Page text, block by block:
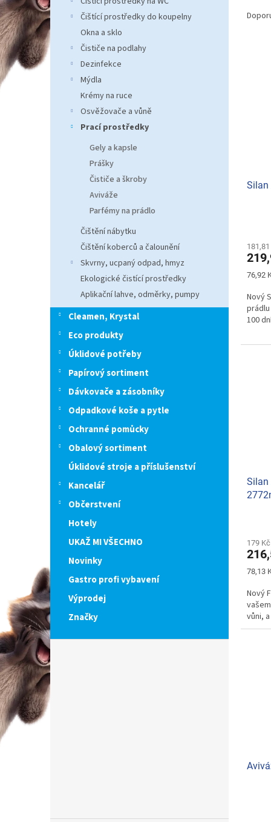
n
e
l
Čištící prostředky do koupelny
Okna a sklo
Čističe na podlahy
Dezinfekce
Mýdla
Krémy na ruce
Osvěžovače a vůně
Prací prostředky
Gely a kapsle
Prášky
Čističe a škroby
Aviváže
Parfémy na prádlo
Čištění nábytku
Čištění koberců a čalounění
Skvrny, ucpaný odpad, hmyz
Ekologické čistící prostředky
Aplikační lahve, odměrky, pumpy
Cleamen, Krystal
Eco produkty
Úklidové potřeby
Papírový sortiment
Dávkovače a zásobníky
Odpadkové koše a pytle
Ochranné pomůcky
Obalový sortiment
Úklidové stroje a příslušenství
Kancelář
Občerstvení
Hotely
UKAŽ MI VŠECHNO
Novinky
Gastro profi vybavení
Výprodej
Značky
Silan
Měrná
76,92
Nový
100
Silan
179
Měrná
78,13
Nový
vůni,